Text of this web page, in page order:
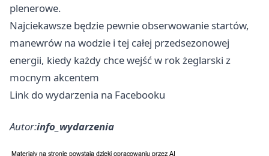
plenerowe.
Najciekawsze będzie pewnie obserwowanie startów,
manewrów na wodzie i tej całej przedsezonowej
energii, kiedy każdy chce wejść w rok żeglarski z
mocnym akcentem
Link do wydarzenia na Facebooku
Autor:info_wydarzenia